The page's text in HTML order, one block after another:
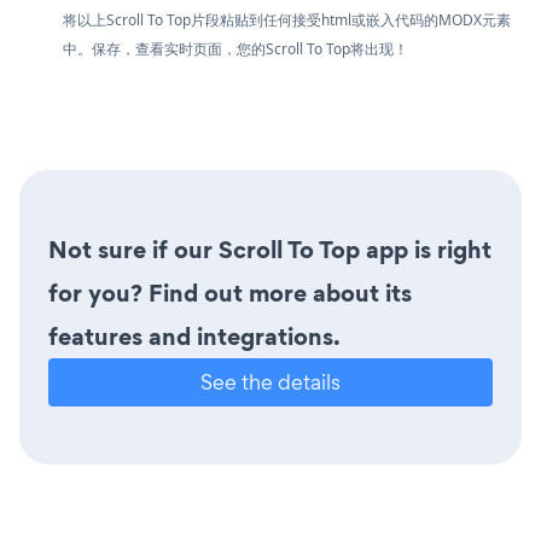
将以上Scroll To Top片段粘贴到任何接受html或嵌入代码的MODX元素
中。保存，查看实时页面，您的Scroll To Top将出现！
Not sure if our Scroll To Top app is right
for you? Find out more about its
features and integrations.
See the details